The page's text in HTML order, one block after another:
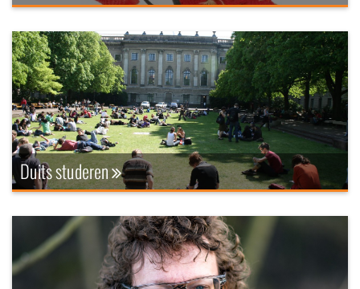
Duits studeren